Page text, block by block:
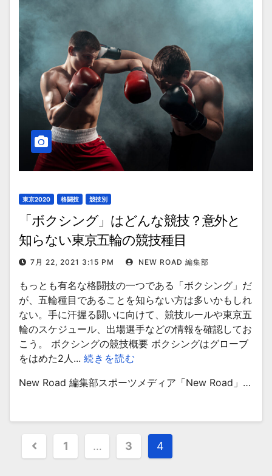
東京2020 格闘技 競技別
「ボクシング」はどんな競技？意外と
知らない東京五輪の競技種目
7月 22, 2021 3:15 PM NEW ROAD 編集部
もっとも有名な格闘技の一つである「ボクシング」だ
が、五輪種目であることを知らない方は多いかもしれ
ない。手に汗握る闘いに向けて、競技ルールや東京五
輪のスケジュール、出場選手などの情報を確認してお
こう。 ボクシングの競技概要 ボクシングはグローブ
をはめた2人... 続きを読む
New Road 編集部スポーツメディア「New Road」…
投
1 … 3 4